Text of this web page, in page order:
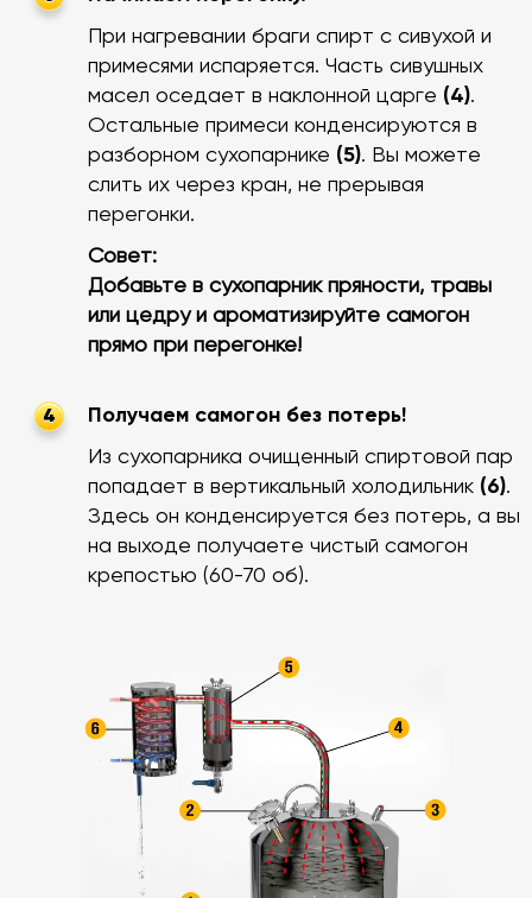
При нагревании браги спирт с сивухой и
примесями испаряется. Часть сивушных
масел оседает в наклонной царге (4).
Остальные примеси конденсируются в
разборном сухопарнике (5). Вы можете
слить их через кран, не прерывая
перегонки.
Совет:
Добавьте в сухопарник пряности, травы
или цедру и ароматизируйте самогон
прямо при перегонке!
4
Получаем самогон без потерь!
Из сухопарника очищенный спиртовой пар
попадает в вертикальный холодильник (6).
Здесь он конденсируется без потерь, а вы
на выходе получаете чистый самогон
крепостью (60-70 об).